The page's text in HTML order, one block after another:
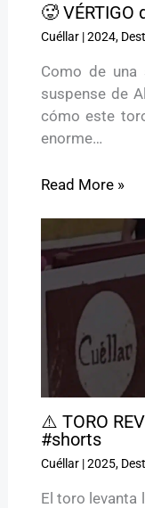
🥵 VÉRTIGO
Cuéllar|2024,
Como de una
suspense de
cómo este
enorme…
Read More »
⚠️ TORO
#shorts
Cuéllar|2025,
El toro levanta